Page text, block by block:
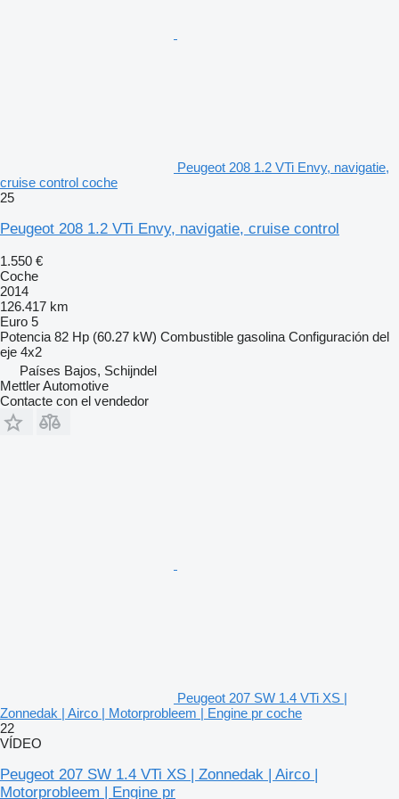
Peugeot 208 1.2 VTi Envy, navigatie,
cruise control coche
25
Peugeot 208 1.2 VTi Envy, navigatie, cruise control
1.550 €
Coche
2014
126.417 km
Euro 5
Potencia 82 Hp (60.27 kW) Combustible gasolina Configuración del
eje 4x2
Países Bajos, Schijndel
Mettler Automotive
Contacte con el vendedor
Peugeot 207 SW 1.4 VTi XS |
Zonnedak | Airco | Motorprobleem | Engine pr coche
22
VÍDEO
Peugeot 207 SW 1.4 VTi XS | Zonnedak | Airco |
Motorprobleem | Engine pr